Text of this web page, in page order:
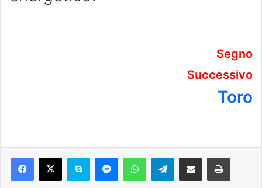
Segno
Successivo
Toro